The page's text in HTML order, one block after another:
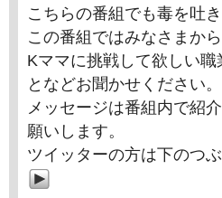
こちらの番組でも毒を吐
この番組ではみなさまか
Kママに挑戦して欲しい
となどお聞かせください。
メッセージは番組内で紹
願いします。
ツイッターの方は下のつ